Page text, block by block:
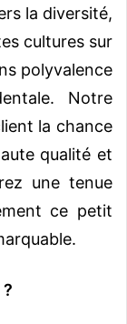
la diversité,
cultures sur
polyvalence
Notre
la chance
qualité et
une tenue
ce petit